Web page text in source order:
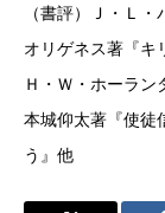
（書評）Ｊ・Ｌ
オリゲネス著『キ
Ｈ・Ｗ・ホーラ
本城仰太著『使徒
う』他